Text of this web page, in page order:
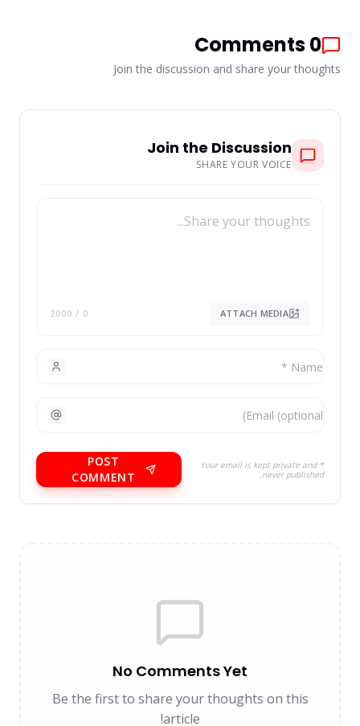
0
Comments
Join the discussion and share your thoughts
Join the Discussion
SHARE YOUR VOICE
ATTACH MEDIA
0
/ 2000
* Your email is kept private and
never published.
POST
COMMENT
No Comments Yet
Be the first to share your thoughts on this
article!